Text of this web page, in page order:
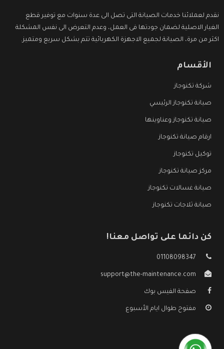
نقدم لعملائنا خدمات الصيانة التى تصل الى عدة سنوات مع توفير قطع
الغيار الاصلية لضمان جودتها فى العمل، وعدم التعرض الى نفس المشكلة
اكثر من مرة، الصيانة لجميع الاجهزة الكهربائية تتم بشكل سريع ومتميز.
الأقسام
شركة تكنوجاز
صيانة تكنوجاز الرئيسي
صيانة تكنوجاز وعناوينها
ارقام صيانة تكنوجاز
توكيل تكنوجاز
مركز صيانة تكنوجاز
صيانة غسالات تكنوجاز
صيانة ثلاجات تكنوجاز
كن دائما على تواصل معنا!
01108098347
support@the-maintenance.com
صفحة الفيس بوك
مفتوح طوال ايام الأسبوع